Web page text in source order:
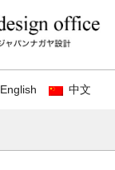
English 中文